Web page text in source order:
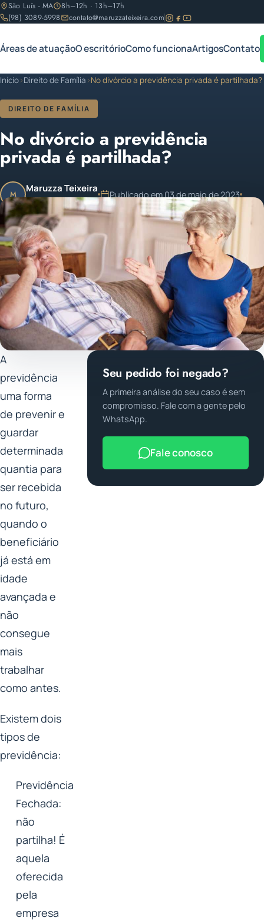
São Luís - MA
8h–12h · 13h–17h
(98) 3089-5998
contato@maruzzateixeira.com
Áreas de atuaçãoO escritórioComo funcionaArtigosContato
Início›Direito de Família ›No divórcio a previdência privada é partilhada?
DIREITO DE FAMÍLIA
No divórcio a previdência
privada é partilhada?
M Maruzza Teixeira
OAB/MA 11.810
Publicado em 03 de maio de 2023
1 min de leitura
A
previdência
uma forma
de prevenir e
guardar
determinada
quantia para
ser recebida
no futuro,
quando o
beneficiário
já está em
idade
avançada e
não
consegue
mais
trabalhar
como antes.
Existem dois
tipos de
previdência:
Previdência
Fechada:
não
partilha! É
aquela
oferecida
pela
empresa
Seu pedido foi negado?
A primeira análise do seu caso é sem
compromisso. Fale com a gente pelo
WhatsApp.
Fale conosco